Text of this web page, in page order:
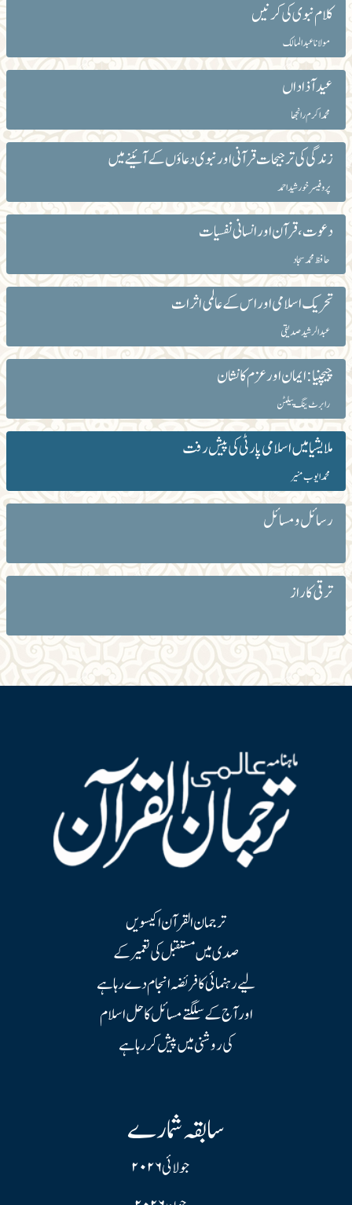
کلام نبوی کی کرنیں
مولانا عبد المالک
عید آذاداں
محمد اکرم رانجھا
زندگی کی ترجیحات قرآنی اور نبوی دعاؤں کے آئینے میں
پروفیسر خورشید احمد
دعوت ، قرآن اور انسانی نفسیات
حافظ محمد سجاد
تحریک اسلامی اوراس کے عالمی اثرات
عبدالرشید صدیقی
چیچنیا : ایمان اور عزم کا نشان
رابرٹ ینگ پیلٹن
ملایشیا میں اسلامی پارٹی کی پیش رفت
محمد ایوب منیر
رسائل و مسائل
ترقی کا راز
ترجمان القرآن اکیسویں
صدی میں مستقبل کی تعمیر کے
لیے رہنمائی کا فریضہ انجام دے رہا ہے
اور آج کے سلگتے مسائل کا حل اسلام
کی روشنی میں پیش کر رہا ہے
سابقہ شمارے
جولائی ۲۰۲۶